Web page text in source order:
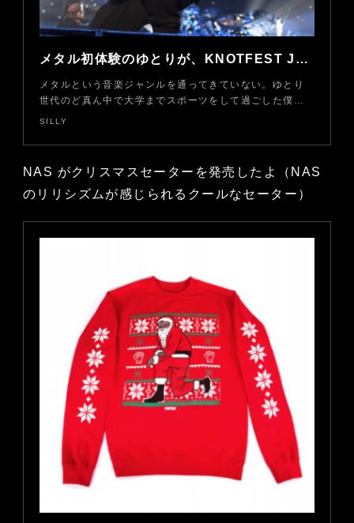
メタル初体験のゆとりが、KNOTFEST JAPAN 2016に行って思ったこと
メタルという音楽ジャンルを通ってきていない。ゆとり
世代のど真ん中で大学までスポーツをして過ごした僕…
SILLY
NAS がクリスマスセーターを発売したよ（NAS
のリリシズムが感じられるクールなセーター）